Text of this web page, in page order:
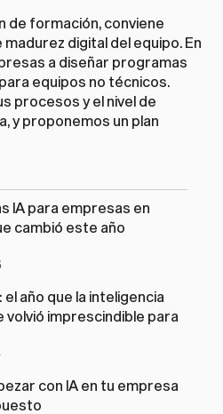
de formación, conviene
digital del equipo. En
a diseñar programas
equipos no técnicos.
procesos y el nivel de
y proponemos un plan
IA para empresas en
cambió este año
el año que la inteligencia
volvió imprescindible para
con IA en tu empresa